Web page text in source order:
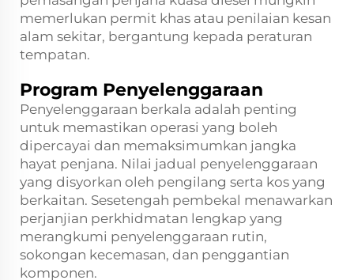
memerlukan permit khas atau penilaian kesan
alam sekitar, bergantung kepada peraturan
tempatan.
Program Penyelenggaraan
Penyelenggaraan berkala adalah penting
untuk memastikan operasi yang boleh
dipercayai dan memaksimumkan jangka
hayat penjana. Nilai jadual penyelenggaraan
yang disyorkan oleh pengilang serta kos yang
berkaitan. Sesetengah pembekal menawarkan
perjanjian perkhidmatan lengkap yang
merangkumi penyelenggaraan rutin,
sokongan kecemasan, dan penggantian
komponen.